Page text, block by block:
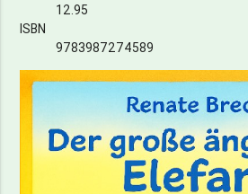
12.95
ISBN
9783987274589